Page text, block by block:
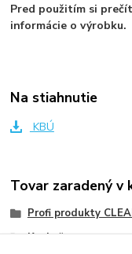
Pred použitím si
informácie o výrobku.
Na stiahnutie
KBÚ
Tovar zaradený v
Profi produkty
Kuchyňa